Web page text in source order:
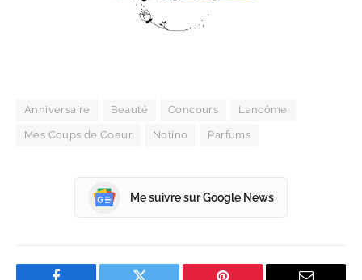
Anniversaire Beauté Concours Lancôme
Mes Coups de Coeur Notino Parfums
Me suivre sur Google News